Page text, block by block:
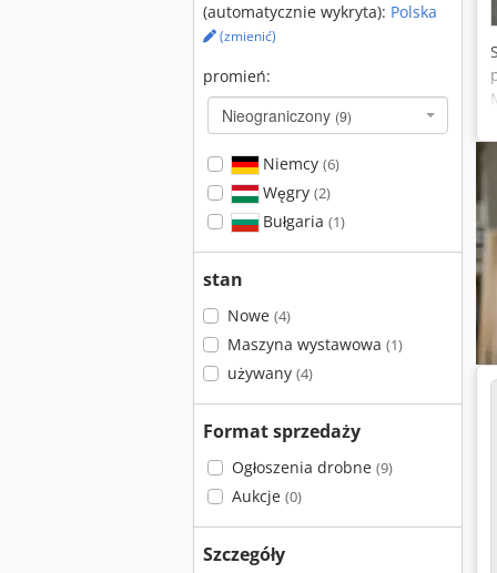
(automatycznie wykryta): Polska
(zmienić)
promień:
Nieograniczony (9)
Niemcy (6)
Węgry (2)
Bułgaria (1)
stan
Nowe (4)
Maszyna wystawowa (1)
używany (4)
Format sprzedaży
Ogłoszenia drobne (9)
Aukcje (0)
Szczegóły